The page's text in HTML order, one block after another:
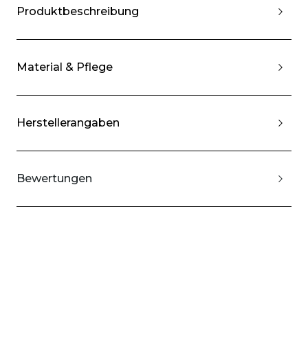
Produktbeschreibung
Material & Pflege
Herstellerangaben
Bewertungen